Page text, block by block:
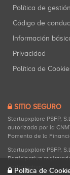
Política de
Código de
Información
Privacidad
Política de
SITIO SEGURO
Startupxplore PSFP,
autorizada por la
Fomento de la
Startupxplore PSFP,
Participativa
participativa.
Política de